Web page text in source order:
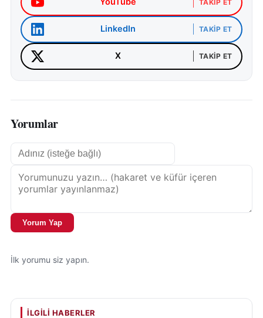
TAKIP ET
LinkedIn TAKIP ET
X TAKIP ET
Yorumlar
Yorum Yap
İlk yorumu siz yapın.
İLGILI HABERLER